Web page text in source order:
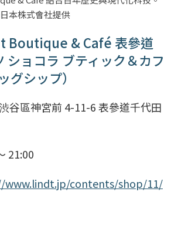
本株式會社提供
Boutique & Café 表參道
ショコラ ブティック＆カフ
グシップ）
谷區神宮前 4-11-6 表參道千代田
21:00
www.lindt.jp/contents/shop/11/